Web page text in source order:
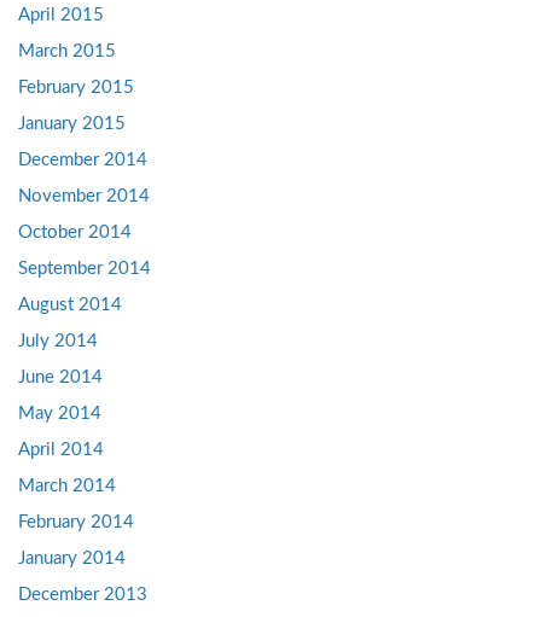
April 2015
March 2015
February 2015
January 2015
December 2014
November 2014
October 2014
September 2014
August 2014
July 2014
June 2014
May 2014
April 2014
March 2014
February 2014
January 2014
December 2013